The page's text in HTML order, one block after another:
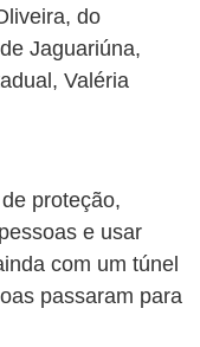
do
Jaguariúna,
Valéria
proteção,
e usar
com um túnel
passaram para